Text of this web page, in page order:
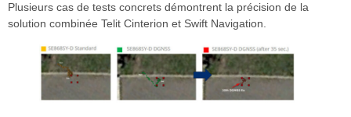
Plusieurs cas de tests concrets démontrent la précision de la
solution combinée Telit Cinterion et Swift Navigation.